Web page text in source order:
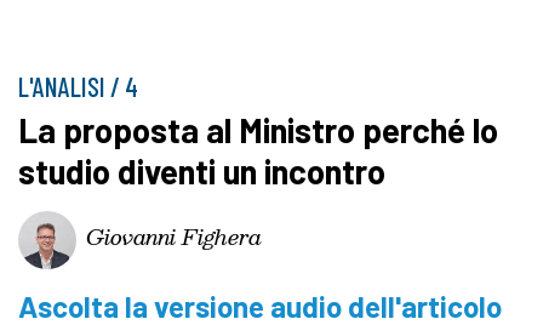
L'ANALISI / 4
La proposta al Ministro perché lo
studio diventi un incontro
Giovanni Fighera
Ascolta la versione audio dell'articolo